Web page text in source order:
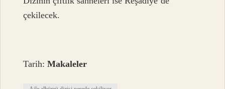
çekilecek.
Tarih:Makaleler